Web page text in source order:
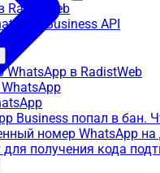
RadistWeb
Business API
в RadistWeb
Business попал в бан.
номер WhatsApp на
получения кода